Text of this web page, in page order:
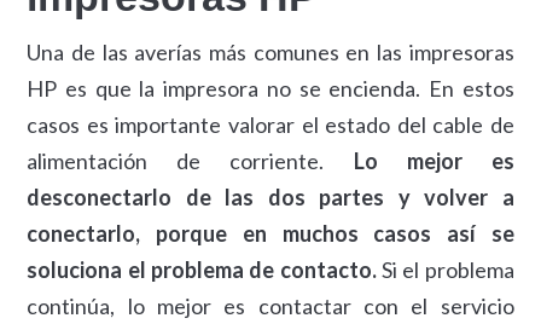
Una de las averías más comunes en las impresoras
HP es que la impresora no se encienda. En estos
casos es importante valorar el estado del cable de
alimentación de corriente. Lo mejor es
desconectarlo de las dos partes y volver a
conectarlo, porque en muchos casos así se
soluciona el problema de contacto.Si el problema
continúa, lo mejor es contactar con el servicio